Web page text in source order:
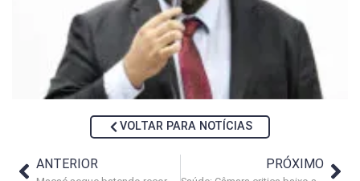
VOLTAR PARA NOTÍCIAS
ANTERIOR PRÓXIMO